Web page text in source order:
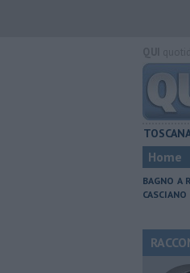
Home
BAGNO A
CASCIANO